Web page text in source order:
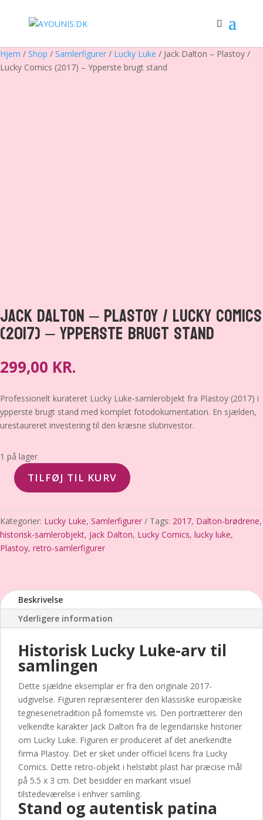
Hjem / Shop / Samlerfigurer / Lucky Luke / Jack Dalton – Plastoy /
Lucky Comics (2017) – Ypperste brugt stand
Jack Dalton – Plastoy / Lucky Comics
(2017) – Ypperste brugt stand
299,00 KR.
Professionelt kurateret Lucky Luke-samlerobjekt fra Plastoy (2017) i
ypperste brugt stand med komplet fotodokumentation. En sjælden,
urestaureret investering til den kræsne slutinvestor.
1 på lager
Jack
–
Plastoy
/
Lucky
Ypperste
brugt
TILFØJ TIL KURV
Kategorier: Lucky Luke, Samlerfigurer Tags: 2017, Dalton-brødrene,
historisk-samlerobjekt, Jack Dalton, Lucky Comics, lucky luke,
Plastoy, retro-samlerfigurer
Beskrivelse
Yderligere information
Historisk Lucky Luke-arv til
samlingen
Dette sjældne eksemplar er fra den originale 2017-
udgivelse. Figuren repræsenterer den klassiske europæiske
tegneserietradition på fornemste vis. Den portrætterer den
velkendte karakter Jack Dalton fra de legendariske historier
om Lucky Luke. Figuren er produceret af det anerkendte
firma Plastoy. Det er sket under officiel licens fra Lucky
Comics. Dette retro-objekt i helstøbt plast har præcise mål
på 5.5 x 3 cm. Det besidder en markant visuel
tilstedeværelse i enhver samling.
Stand og autentisk patina